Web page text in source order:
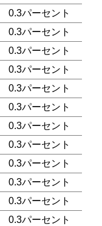
0.3パーセント
0.3パーセント
0.3パーセント
0.3パーセント
0.3パーセント
0.3パーセント
0.3パーセント
0.3パーセント
0.3パーセント
0.3パーセント
0.3パーセント
0.3パーセント